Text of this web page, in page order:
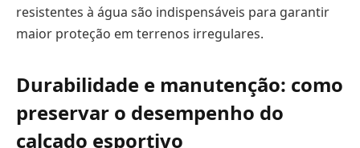
resistentes à água são indispensáveis para garantir
maior proteção em terrenos irregulares.
Durabilidade e manutenção: como
preservar o desempenho do
calçado esportivo